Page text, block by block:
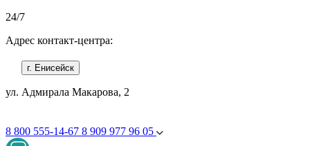
24/7
Адрес контакт-центра:
г. Енисейск
ул. Адмирала Макарова, 2
8 800 555-14-67 8 909 977 96 05